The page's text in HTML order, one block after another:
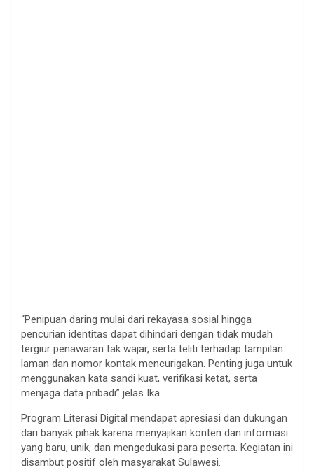
“Penipuan daring mulai dari rekayasa sosial hingga
pencurian identitas dapat dihindari dengan tidak mudah
tergiur penawaran tak wajar, serta teliti terhadap tampilan
laman dan nomor kontak mencurigakan. Penting juga untuk
menggunakan kata sandi kuat, verifikasi ketat, serta
menjaga data pribadi” jelas Ika.
Program Literasi Digital mendapat apresiasi dan dukungan
dari banyak pihak karena menyajikan konten dan informasi
yang baru, unik, dan mengedukasi para peserta. Kegiatan ini
disambut positif oleh masyarakat Sulawesi.